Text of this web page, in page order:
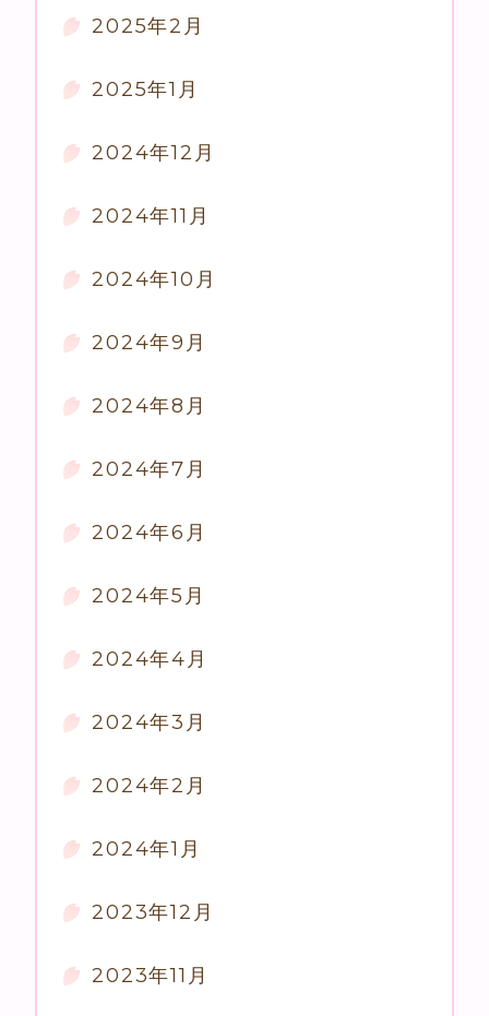
2025年2月
2025年1月
2024年12月
2024年11月
2024年10月
2024年9月
2024年8月
2024年7月
2024年6月
2024年5月
2024年4月
2024年3月
2024年2月
2024年1月
2023年12月
2023年11月